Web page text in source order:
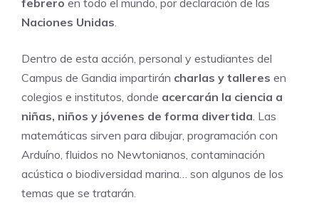
Naciones Unidas
Dentro de esta acción, personal y estudiantes del
Campus de Gandia impartirán charlas y talleres en
colegios e institutos, donde acercarán la ciencia a
niñas, niños y jóvenes de forma divertida . Las
matemáticas sirven para dibujar, programación con
Arduíno, fluidos no Newtonianos, contaminación
acústica o biodiversidad marina… son algunos de los
temas que se tratarán.